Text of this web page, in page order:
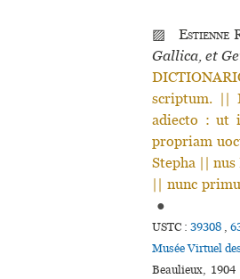
▨ Estienne
Gallica, et
scriptum. ||
adiecto : ut
propriam
Stepha ||
|| nunc
●
USTC : 39308 ,
Musée Virtuel
Beaulieux,